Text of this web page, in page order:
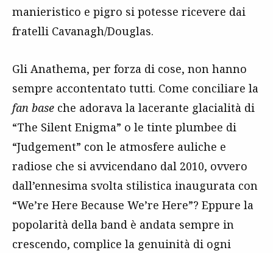
manieristico e pigro si potesse ricevere dai
fratelli Cavanagh/Douglas.
Gli Anathema, per forza di cose, non hanno
sempre accontentato tutti. Come conciliare la
fan base che adorava la lacerante glacialità di
“The Silent Enigma” o le tinte plumbee di
“Judgement” con le atmosfere auliche e
radiose che si avvicendano dal 2010, ovvero
dall’ennesima svolta stilistica inaugurata con
“We’re Here Because We’re Here”? Eppure la
popolarità della band è andata sempre in
crescendo, complice la genuinità di ogni